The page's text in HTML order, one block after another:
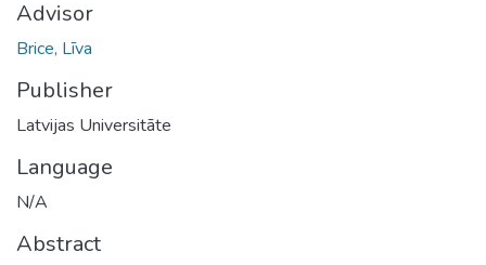
Advisor
Brice, Līva
Publisher
Latvijas Universitāte
Language
N/A
Abstract